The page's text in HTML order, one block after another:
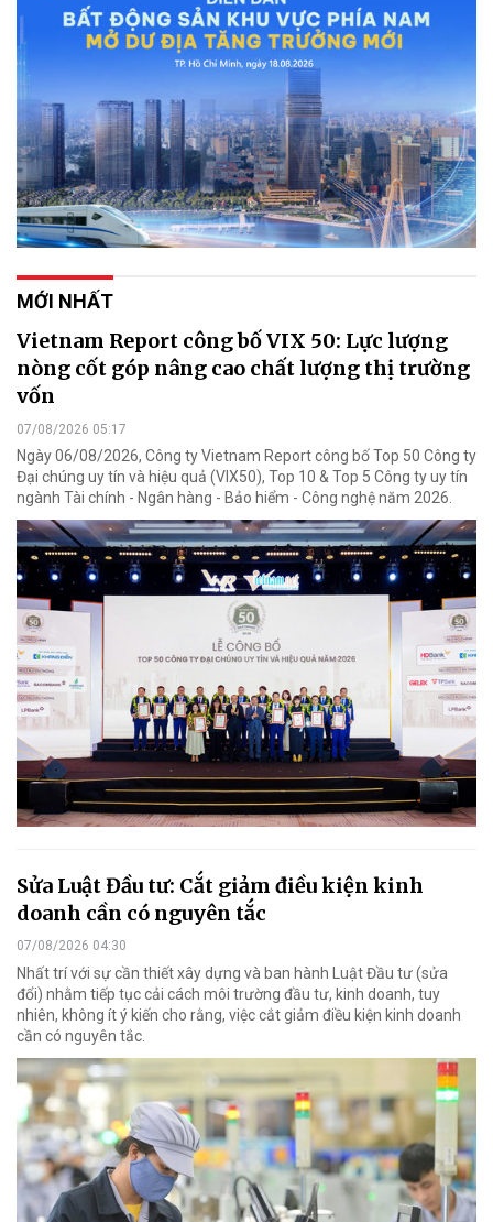
MỚI NHẤT
Vietnam Report công bố VIX 50: Lực lượng
nòng cốt góp nâng cao chất lượng thị trường
vốn
07/08/2026 05:17
Ngày 06/08/2026, Công ty Vietnam Report công bố Top 50 Công ty
Đại chúng uy tín và hiệu quả (VIX50), Top 10 & Top 5 Công ty uy tín
ngành Tài chính - Ngân hàng - Bảo hiểm - Công nghệ năm 2026.
Sửa Luật Đầu tư: Cắt giảm điều kiện kinh
doanh cần có nguyên tắc
07/08/2026 04:30
Nhất trí với sự cần thiết xây dựng và ban hành Luật Đầu tư (sửa
đổi) nhằm tiếp tục cải cách môi trường đầu tư, kinh doanh, tuy
nhiên, không ít ý kiến cho rằng, việc cắt giảm điều kiện kinh doanh
cần có nguyên tắc.